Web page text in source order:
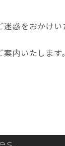
惑をおかけい
内いたします。